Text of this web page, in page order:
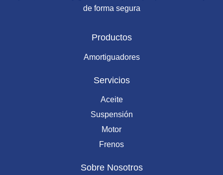
de forma segura
Productos
Amortiguadores
Servicios
Aceite
Suspensión
Motor
Frenos
Sobre Nosotros